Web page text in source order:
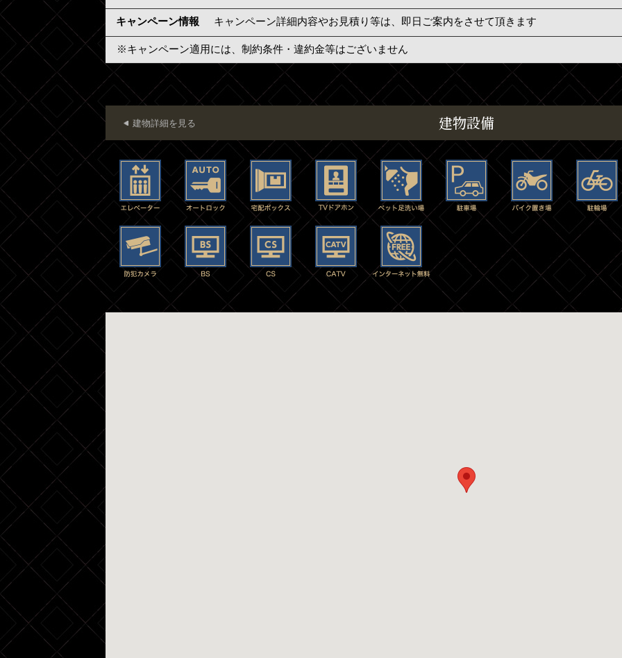
キャンペーン情報 キャンペーン詳細内容やお見積り等は、即日ご案内をさせて頂きます
※キャンペーン適用には、制約条件・違約金等はございません
建物設備
建物詳細を見る